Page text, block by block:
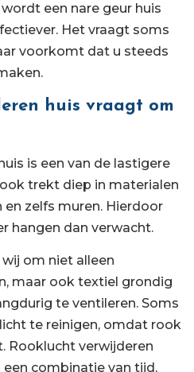
een nare geur huis
Het vraagt soms
voorkomt dat u steeds
huis vraagt om
is een van de lastigere
trekt diep in materialen
zelfs muren. Hierdoor
hangen dan verwacht.
om niet alleen
maar ook textiel grondig
te ventileren. Soms
te reinigen, omdat rook
Rooklucht verwijderen
combinatie van tijd,